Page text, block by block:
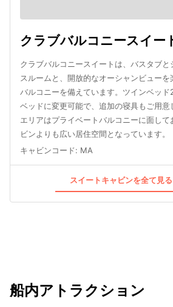
クラブバルコニースイー
クラブバルコニースイートは、バスタブ
スルームと、開放的なオーシャンビューを
バルコニーを備えています。ツインベッ
ベッドに変更可能で、追加の寝具もご用
エリアはプライベートバルコニーに面して
ビンよりも広い居住空間となっています。
キャビンコード: MA
スイートキャビンを全て見
船内アトラクション